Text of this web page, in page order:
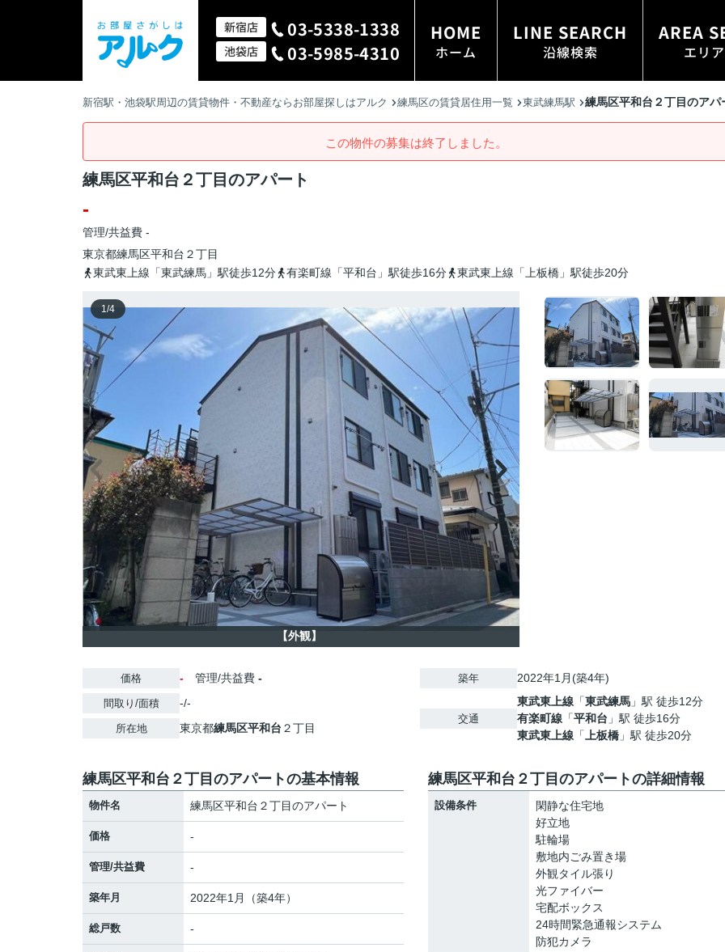
新宿店 03-5338-1338
池袋店 03-5985-4310
HOME
ホーム
LINE SEARCH
沿線検索
AREA
エリ
新宿駅・池袋駅周辺の賃貸物件・不動産ならお部屋探しはアルク 練馬区の賃貸居住用一覧 東武練馬駅 練馬区平和台２丁目のアパ
この物件の募集は終了しました。
練馬区平和台２丁目のアパート
-
管理/共益費 -
東京都練馬区平和台 ２丁目
東武東上線「東武練馬」駅徒歩12分
有楽町線「平和台」駅徒歩16分 東武東上線「上板橋」駅徒歩20分
1/4
【外観】
価格 - 管理/共益費 -
間取り/面積 -/-
所在地 東京都練馬区平和台 ２丁目
築年 2022年1月(築4年)
交通
東武東上線 「東武練馬 」駅 徒歩12分
有楽町線 「平和台 」駅 徒歩16分
東武東上線 「 上板橋 」駅 徒歩20分
練馬区平和台２丁目のアパートの基本情報
物件名 練馬区平和台２丁目のアパート
価格 -
管理/共益費 -
築年月 2022年1月（築4年）
総戸数 -
練馬区平和台２丁目のアパートの詳細情報
設備条件
閑静な住宅地
好立地
駐輪場
敷地内ごみ置き場
外観タイル張り
光ファイバー
宅配ボックス
24時間緊急通報システム
防犯カメラ